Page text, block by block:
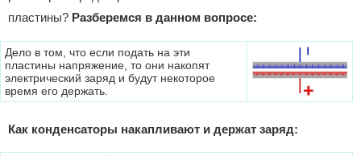
пластины? Разберемся в данном вопросе:
Дело в том, что если подать на эти
пластины напряжение, то они накопят
электрический заряд и будут некоторое
время его держать.
Как конденсаторы накапливают и держат заряд: